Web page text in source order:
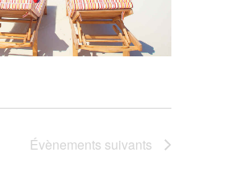
Évènements suivants